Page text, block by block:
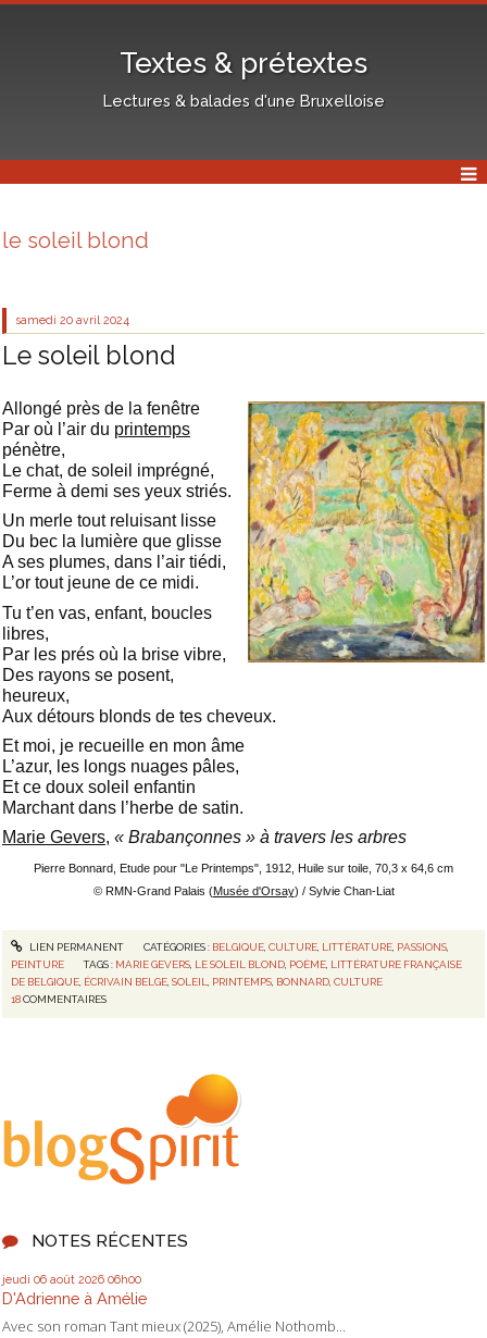
Textes & prétextes
Lectures & balades d'une Bruxelloise
NOTES RÉCENTES
jeudi 06 août 2026 06h00
D'Adrienne à Amélie
Avec son roman Tant mieux (2025), Amélie Nothomb...
le soleil blond
samedi 20 avril 2024
Le soleil blond
Allongé près de la fenêtre
Par où l’air du printemps
pénètre,
Le chat, de soleil imprégné,
Ferme à demi ses yeux striés.
Un merle tout reluisant lisse
Du bec la lumière que glisse
A ses plumes, dans l’air tiédi,
L’or tout jeune de ce midi.
Tu t’en vas, enfant, boucles
libres,
Par les prés où la brise vibre,
Des rayons se posent,
heureux,
Aux détours blonds de tes cheveux.
Et moi, je recueille en mon âme
L’azur, les longs nuages pâles,
Et ce doux soleil enfantin
Marchant dans l’herbe de satin.
Marie Gevers, « Brabançonnes » à travers les arbres
Pierre Bonnard, Etude pour "Le Printemps", 1912, Huile sur toile, 70,3 x 64,6 cm
© RMN-Grand Palais (Musée d'Orsay) / Sylvie Chan-Liat
LIEN PERMANENT CATÉGORIES : BELGIQUE, CULTURE, LITTÉRATURE, PASSIONS,
PEINTURE
TAGS : MARIE GEVERS, LE SOLEIL BLOND, POÈME, LITTÉRATURE FRANÇAISE
DE BELGIQUE, ÉCRIVAIN BELGE,SOLEIL, PRINTEMPS, BONNARD,CULTURE
18COMMENTAIRES